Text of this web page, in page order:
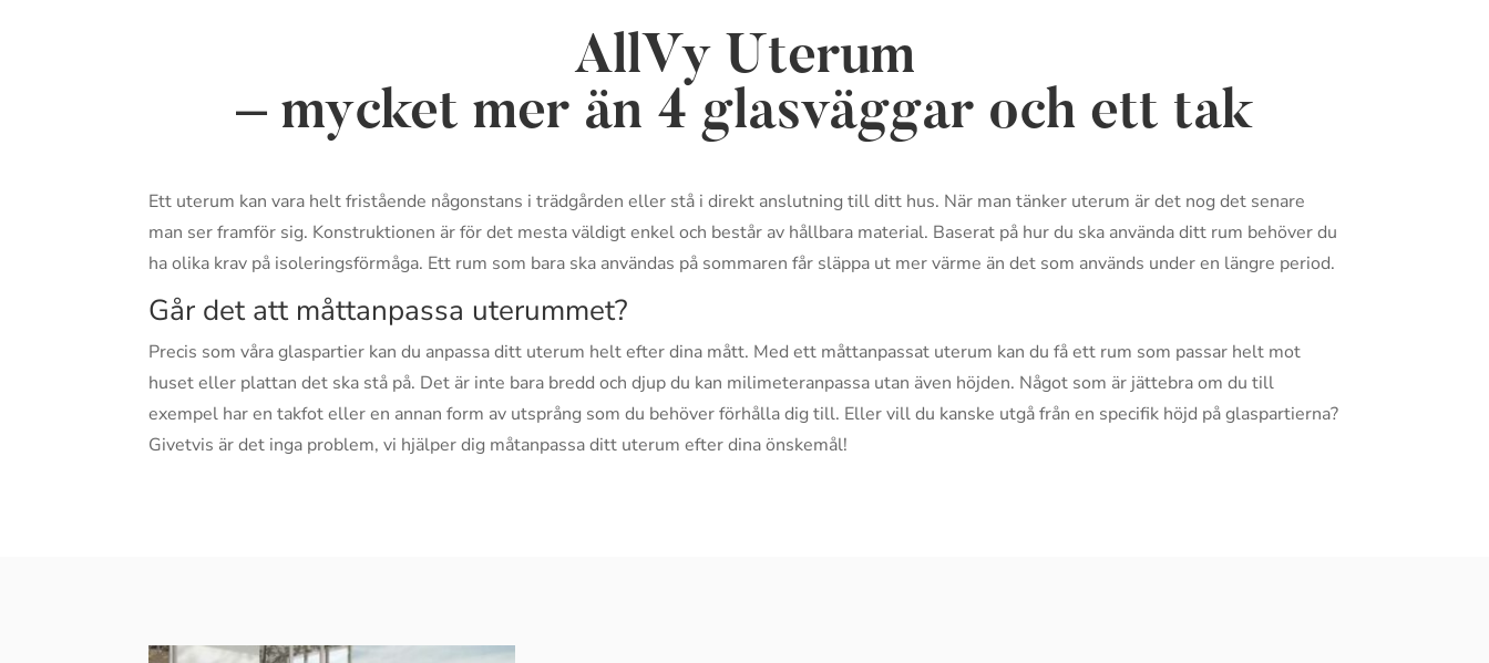
AllVy Uterum
– mycket mer än 4 glasväggar och ett tak
Ett uterum kan vara helt fristående någonstans i trädgården eller stå i direkt anslutning till ditt hus. När man tänker uterum är det nog det senare
man ser framför sig. Konstruktionen är för det mesta väldigt enkel och består av hållbara material. Baserat på hur du ska använda ditt rum behöver du
ha olika krav på isoleringsförmåga. Ett rum som bara ska användas på sommaren får släppa ut mer värme än det som används under en längre period.
Går det att måttanpassa uterummet?
Precis som våra glaspartier kan du anpassa ditt uterum helt efter dina mått. Med ett måttanpassat uterum kan du få ett rum som passar helt mot
huset eller plattan det ska stå på. Det är inte bara bredd och djup du kan milimeteranpassa utan även höjden. Något som är jättebra om du till
exempel har en takfot eller en annan form av utsprång som du behöver förhålla dig till. Eller vill du kanske utgå från en specifik höjd på glaspartierna?
Givetvis är det inga problem, vi hjälper dig måtanpassa ditt uterum efter dina önskemål!